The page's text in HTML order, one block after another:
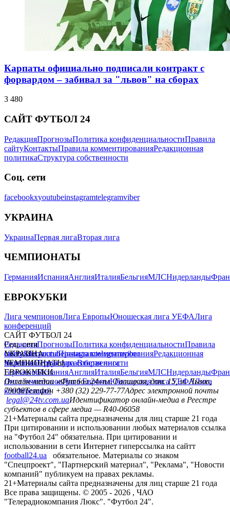
Карпаты официально подписали контракт с
форвардом – забивал за "львов" на сборах
3 480
САЙТ ФУТБОЛ 24
РедакцияПрогнозыПолитика конфиденциальностиПравила
сайтуКонтактыПравила комментированияРедакционная
политикаСтруктура собственности
Соц. сети
facebookxyoutubeinstagramtelegramviber
УКРАИНА
УкраинаПервая лигаВторая лига
ЧЕМПИОНАТЫ
ГерманияИспанияАнглияИталияБельгияМЛСНидерланды
ЕВРОКУБКИ
Лига чемпионовЛига ЕвропыЮношеская лига УЕФАЛига
конференций
САЙТ ФУТБОЛ 24
РедакцияПрогнозыПолитика конфиденциальностиПравила
сайтуКонтактыПравила комментированияРедакционная
политикаСтруктура собственности
Соц. сети
facebookxyoutubeinstagramtelegramviber
УКРАИНА
УкраинаПервая лигаВторая лига
ЧЕМПИОНАТЫ
ГерманияИспанияАнглияИталияБельгияМЛСНидерланды
ЕВРОКУБКИ
Лига чемпионовЛига ЕвропыЮношеская лига УЕФАЛига
конференций
Онлайн-медиа «Футбол 24»пл. Галицкая, дом. 15, м. Львов,
79008Телефон +380 (32) 229-77-77Адрес электронной почты
legal@24tv.com.uaИдентификатор онлайн-медиа в Реестре
субъектов в сфере медиа — R40-06058
21+Материалы сайта предназначены для лиц старше 21 года
При цитировании и использовании любых материалов ссылка
на "Футбол 24" обязательна. При цитировании и
использовании в сети Интернет гиперссылка на сайтт
football24.ua
обязательное. Материалы со знаком
"Спецпроект", "Партнерский материал", "Реклама", "Новости
компаний" публикуем на правах рекламы.
21+Материалы сайта предназначены для лиц старше 21 года
Все права защищены. © 2005 - 2026 , ЧАО
"Телерадиокомпания Люкс". "Футбол 24".